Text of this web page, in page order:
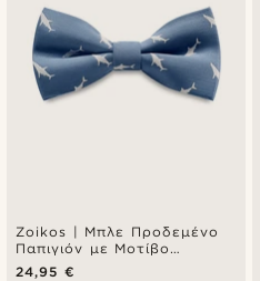
Zoikos | Μπλε Προδεμένο
Παπιγιόν με Μοτίβο
Καρχαρίες
24,95 €